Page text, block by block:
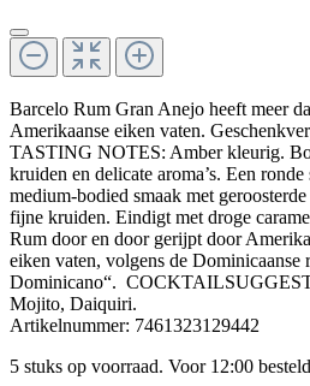
Barcelo Rum Gran Anejo heeft meer
Amerikaanse eiken vaten.
TASTING NOTES: Amber kleurig.
kruiden en delicate aroma’s. Een
medium-bodied smaak met
fijne kruiden. Eindigt met droge
Rum door en door gerijpt door
eiken vaten, volgens de Dominicaanse
Dominicano“.
Mojito, Daiquiri.
Artikelnummer: 7461323129442
5 stuks op voorraad. Voor 12:00